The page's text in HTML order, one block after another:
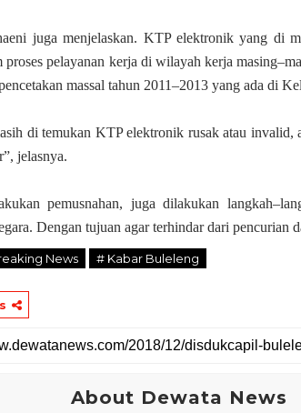
juga menjelaskan. KTP elektronik yang di
proses pelayanan kerja di wilayah kerja
massal tahun 2011–2013 yang ada di
di temukan KTP elektronik rusak atau invalid,
jelasnya.
pemusnahan, juga dilakukan
Dengan tujuan agar terhindar dari
News # Kabar Buleleng
About Dewata News